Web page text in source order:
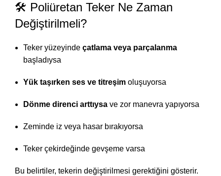
🛠️ Poliüretan Teker Ne Zaman
Değiştirilmeli?
Teker yüzeyinde çatlama veya parçalanma
başladıysa
Yük taşırken ses ve titreşim oluşuyorsa
Dönme direnci arttıysa ve zor manevra yapıyorsa
Zeminde iz veya hasar bırakıyorsa
Teker çekirdeğinde gevşeme varsa
Bu belirtiler, tekerin değiştirilmesi gerektiğini gösterir.